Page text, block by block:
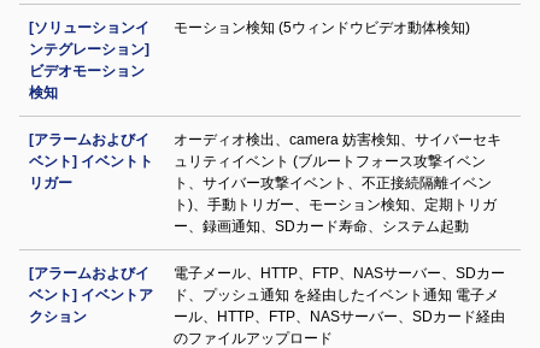
[ソリューションイ
ンテグレーション]
ビデオモーション
検知
モーション検知 (5ウィンドウビデオ動体検知)
[アラームおよびイ
ベント] イベントト
リガー
オーディオ検出、camera 妨害検知、サイバーセキ
ュリティイベント (ブルートフォース攻撃イベン
ト、サイバー攻撃イベント、不正接続隔離イベン
ト)、手動トリガー、モーション検知、定期トリガ
ー、録画通知、SDカード寿命、システム起動
[アラームおよびイ
ベント] イベントア
クション
電子メール、HTTP、FTP、NASサーバー、SDカー
ド、プッシュ通知 を経由したイベント通知 電子メ
ール、HTTP、FTP、NASサーバー、SDカード経由
のファイルアップロード